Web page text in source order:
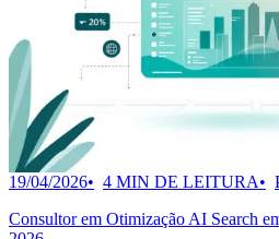
19/04/2026 4 MIN DE LEITURA
Consultor em Otimização AI Search